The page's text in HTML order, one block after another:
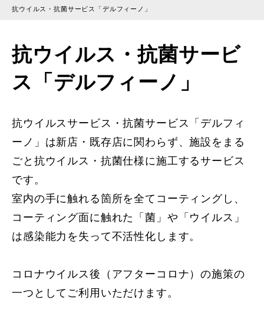
抗ウイルス・抗菌サービス「デルフィーノ」
抗ウイルス・抗菌サービ
ス「デルフィーノ」
抗ウイルスサービス・抗菌サービス「デルフィ
ーノ」は新店・既存店に関わらず、施設をまる
ごと抗ウイルス・抗菌仕様に施工するサービス
です。
室内の手に触れる箇所を全てコーティングし、
コーティング面に触れた「菌」や「ウイルス」
は感染能力を失って不活性化します。
コロナウイルス後（アフターコロナ）の施策の
一つとしてご利用いただけます。